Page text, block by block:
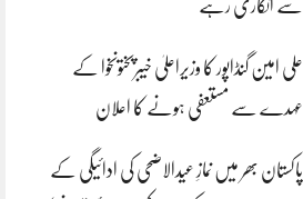
سے انکاری رہے
علی امین گنڈاپور کا وزیراعلیٰ خیبرپختونخوا کے
عہدے سے مستعفی ہونے کا اعلان
پاکستان بھر میں نمازِ عیدالاضحی کی ادائیگی کے